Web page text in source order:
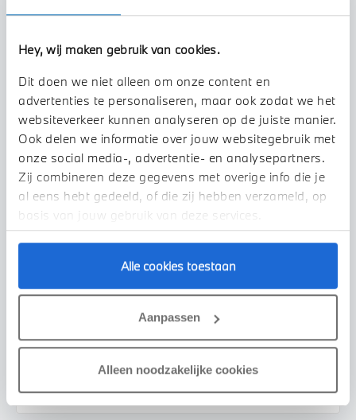
Hey, wij maken gebruik van cookies.
Dit doen we niet alleen om onze content en
advertenties te personaliseren, maar ook zodat we het
websiteverkeer kunnen analyseren op de juiste manier.
Ook delen we informatie over jouw websitegebruik met
onze social media-, advertentie- en analysepartners.
Zij combineren deze gegevens met overige info die je
al eens hebt gedeeld, of die zij hebben verzameld, op
basis van jouw gebruik van deze services.
Alle cookies toestaan
Aanpassen
Alleen noodzakelijke cookies
BMWiX2
455 km actieradius
€ 1.324 p/m
Bekijk details